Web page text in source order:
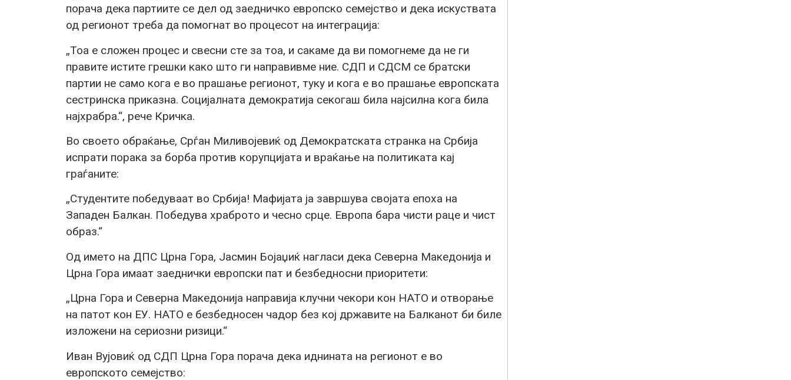
порача дека партиите се дел од заедничко европско семејство и дека искуствата
од регионот треба да помогнат во процесот на интеграција:
„Тоа е сложен процес и свесни сте за тоа, и сакаме да ви помогнеме да не ги
правите истите грешки како што ги направивме ние. СДП и СДСМ се братски
партии не само кога е во прашање регионот, туку и кога е во прашање европската
сестринска приказна. Социјалната демократија секогаш била најсилна кога била
најхрабра.“, рече Кричка.
Во своето обраќање, Срѓан Миливојевиќ од Демократската странка на Србија
испрати порака за борба против корупцијата и враќање на политиката кај
граѓаните:
„Студентите победуваат во Србија! Мафијата ја завршува својата епоха на
Западен Балкан. Победува храброто и чесно срце. Европа бара чисти раце и чист
образ.“
Од името на ДПС Црна Гора, Јасмин Бојаџиќ нагласи дека Северна Македонија и
Црна Гора имаат заеднички европски пат и безбедносни приоритети:
„Црна Гора и Северна Македонија направија клучни чекори кон НАТО и отворање
на патот кон ЕУ. НАТО е безбедносен чадор без кој државите на Балканот би биле
изложени на сериозни ризици.“
Иван Вујовиќ од СДП Црна Гора порача дека иднината на регионот е во
европското семејство: